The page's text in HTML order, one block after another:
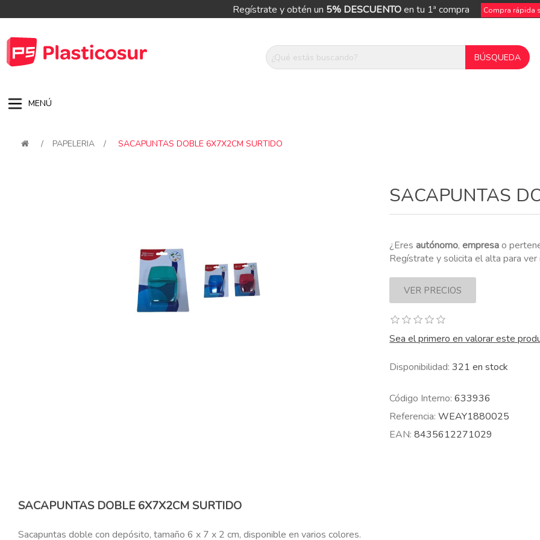
Regístrate y obtén un 5% DESCUENTOen tu 1ª compra Compra rápida
MENÚ
/ PAPELERIA / SACAPUNTAS DOBLE 6X7X2CM SURTIDO
SACAPUNTAS
¿Eresautónomo,empresao
Regístrate y solicita el alta para
Sea el primero en valorar este
Disponibilidad: 321 en stock
Código Interno: 633936
Referencia: WEAY1880025
EAN: 8435612271029
SACAPUNTAS DOBLE 6X7X2CM SURTIDO
Sacapuntas doble con depósito, tamaño 6 x 7 x 2 cm, disponible en varios colores.